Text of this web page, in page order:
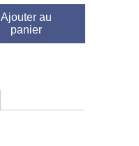
Ajouter au
panier